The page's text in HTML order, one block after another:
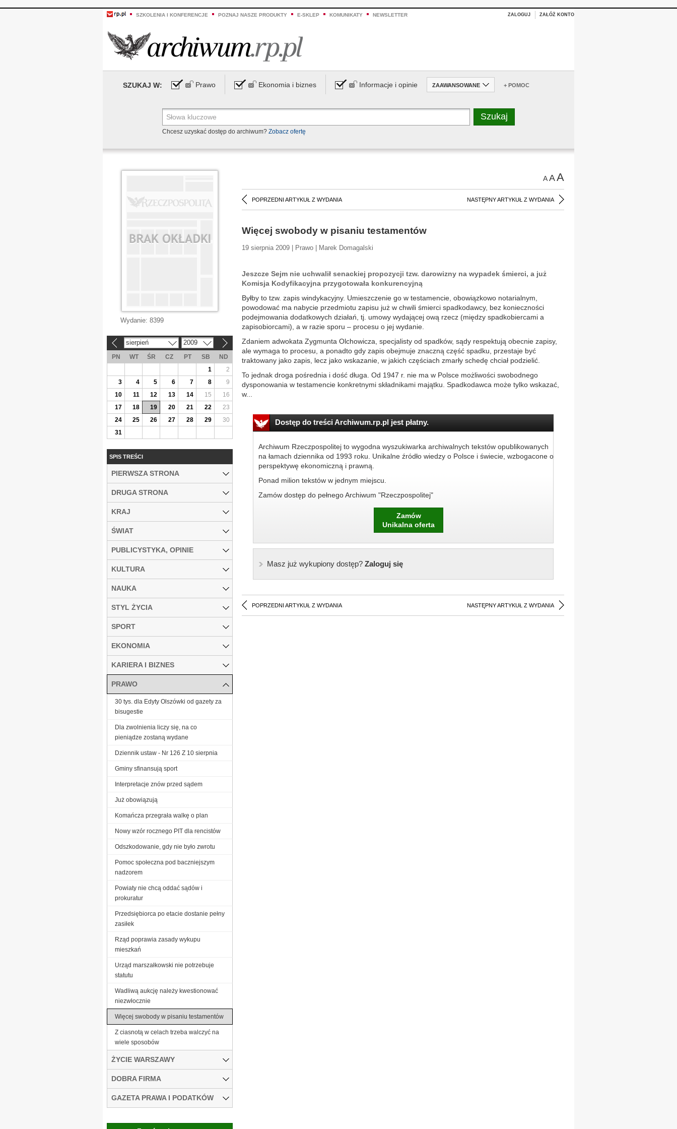
SZKOLENIA I KONFERENCJE POZNAJ NASZE PRODUKTY E-SKLEP KOMUNIKATY NEWSLETTER ZALOGUJ ZAŁÓŻ KONTO
SZUKAJ W: Prawo Ekonomia i biznes Informacje i opinie ZAAWANSOWANE + POMOC
Chcesz uzyskać dostęp do archiwum? Zobacz ofertę
AAA
POPRZEDNI ARTYKUŁ Z WYDANIA NASTĘPNY ARTYKUŁ Z WYDANIA
Więcej swobody w pisaniu testamentów
19 sierpnia 2009 | Prawo | Marek Domagalski
Jeszcze Sejm nie uchwalił senackiej propozycji tzw. darowizny na wypadek śmierci, a już
Komisja Kodyfikacyjna przygotowała konkurencyjną
Byłby to tzw. zapis windykacyjny. Umieszczenie go w testamencie, obowiązkowo notarialnym,
powodować ma nabycie przedmiotu zapisu już w chwili śmierci spadkodawcy, bez konieczności
podejmowania dodatkowych działań, tj. umowy wydającej ową rzecz (między spadkobiercami a
zapisobiorcami), a w razie sporu – procesu o jej wydanie.
Zdaniem adwokata Zygmunta Olchowicza, specjalisty od spadków, sądy respektują obecnie zapisy,
ale wymaga to procesu, a ponadto gdy zapis obejmuje znaczną część spadku, przestaje być
traktowany jako zapis, lecz jako wskazanie, w jakich częściach zmarły schedę chciał podzielić.
To jednak droga pośrednia i dość długa. Od 1947 r. nie ma w Polsce możliwości swobodnego
dysponowania w testamencie konkretnymi składnikami majątku. Spadkodawca może tylko wskazać,
w...
Dostęp do treści Archiwum.rp.pl jest płatny.
Archiwum Rzeczpospolitej to wygodna wyszukiwarka archiwalnych tekstów opublikowanych
na łamach dziennika od 1993 roku. Unikalne źródło wiedzy o Polsce i świecie, wzbogacone o
perspektywę ekonomiczną i prawną.
Ponad milion tekstów w jednym miejscu.
Zamów dostęp do pełnego Archiwum "Rzeczpospolitej"
Zamów
Unikalna oferta
Masz już wykupiony dostęp?Zaloguj się
POPRZEDNI ARTYKUŁ Z WYDANIA NASTĘPNY ARTYKUŁ Z WYDANIA
Wydanie: 8399
sierpień 2009
PN WT ŚR CZ PT SB
ND
1
2
3
4 5 6 7 8
9
10
11 12 13 14 15
16
17
18 19 20 21 22
23
24
25 26 27 28 29
30
31
SPIS TREŚCI
PIERWSZA STRONA
DRUGA STRONA
KRAJ
ŚWIAT
PUBLICYSTYKA, OPINIE
KULTURA
NAUKA
STYL ŻYCIA
SPORT
EKONOMIA
KARIERA I BIZNES
PRAWO
30 tys. dla Edyty Olszówki od gazety za
bisugestie
Dla zwolnienia liczy się, na co
pieniądze zostaną wydane
Dziennik ustaw - Nr 126 Z 10 sierpnia
Gminy sfinansują sport
Interpretacje znów przed sądem
Już obowiązują
Komańcza przegrała walkę o plan
Nowy wzór rocznego PIT dla rencistów
Odszkodowanie, gdy nie było zwrotu
Pomoc społeczna pod baczniejszym
nadzorem
Powiaty nie chcą oddać sądów i
prokuratur
Przedsiębiorca po etacie dostanie pełny
zasiłek
Rząd poprawia zasady wykupu
mieszkań
Urząd marszałkowski nie potrzebuje
statutu
Wadliwą aukcję należy kwestionować
niezwłocznie
Więcej swobody w pisaniu testamentów
Z ciasnotą w celach trzeba walczyć na
wiele sposobów
ŻYCIE WARSZAWY
DOBRA FIRMA
GAZETA PRAWA I PODATKÓW